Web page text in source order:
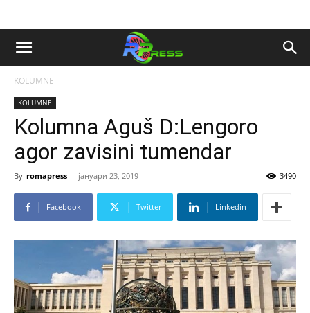
KOLUMNE
KOLUMNE
Kolumna Aguš D:Lengoro
agor zavisini tumendar
By romapress - јануари 23, 2019 3490
Facebook Twitter Linkedin